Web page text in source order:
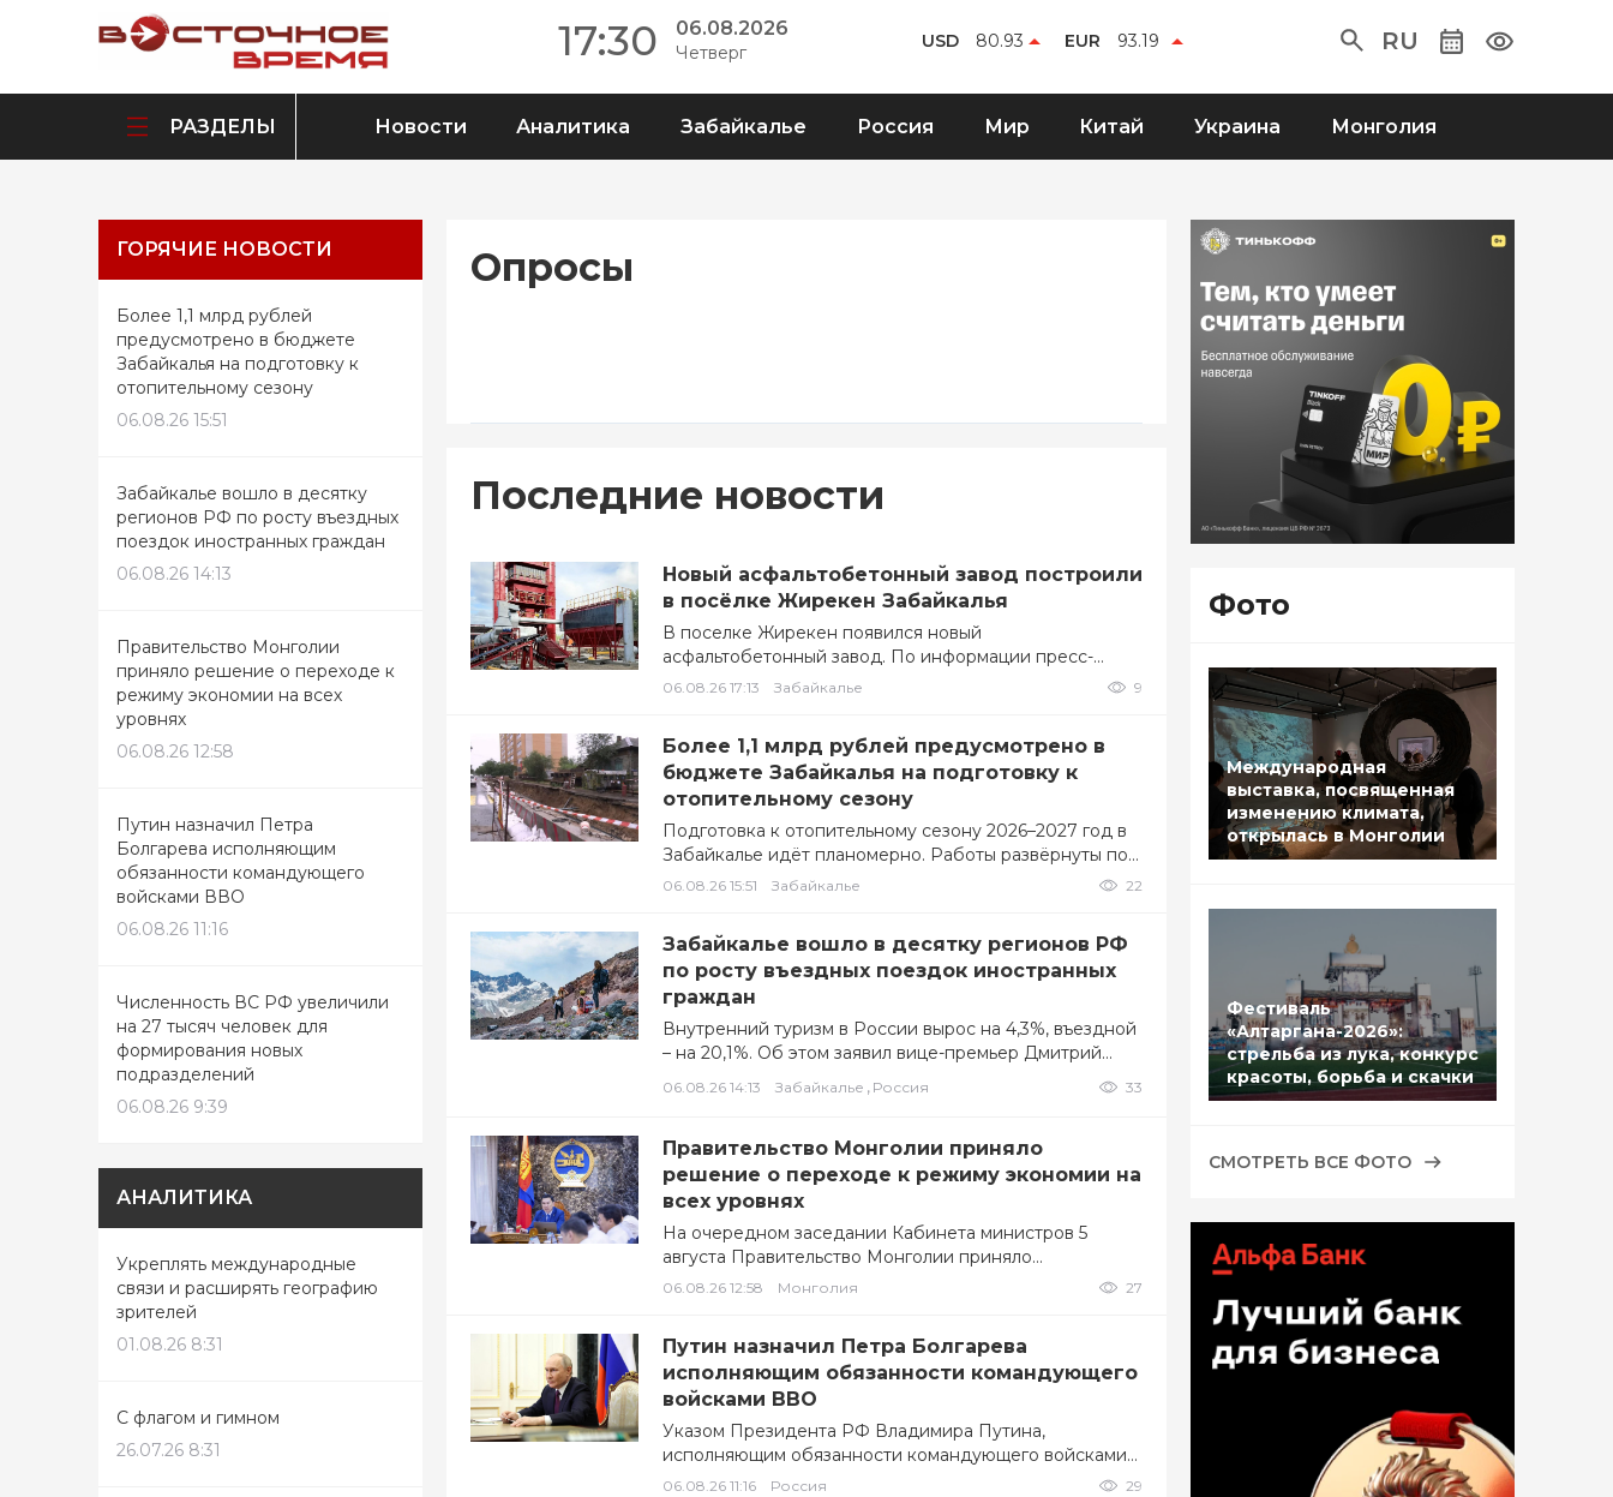
17:30 06.08.2026
Четверг
USD 80.93 EUR 93.19 RU
РАЗДЕЛЫ Новости Аналитика Забайкалье Россия Мир Китай Украина Монголия
ГОРЯЧИЕ НОВОСТИ
Более 1,1 млрд рублей
предусмотрено в бюджете
Забайкалья на подготовку к
отопительному сезону
06.08.26 15:51
Забайкалье вошло в десятку
регионов РФ по росту въездных
поездок иностранных граждан
06.08.26 14:13
Правительство Монголии
приняло решение о переходе к
режиму экономии на всех
уровнях
06.08.26 12:58
Путин назначил Петра
Болгарева исполняющим
обязанности командующего
войсками ВВО
06.08.26 11:16
Численность ВС РФ увеличили
на 27 тысяч человек для
формирования новых
подразделений
06.08.26 9:39
АНАЛИТИКА
Укреплять международные
связи и расширять географию
зрителей
01.08.26 8:31
С флагом и гимном
26.07.26 8:31
Опросы
4
Последние новости
Новый асфальтобетонный завод построили
в посёлке Жирекен Забайкалья
В поселке Жирекен появился новый
асфальтобетонный завод. По информации пресс-
службе Заксобрания Забайкалья, такой новостью по
06.08.26 17:13 Забайкалье 9
Более 1,1 млрд рублей предусмотрено в
бюджете Забайкалья на подготовку к
отопительному сезону
Подготовка к отопительному сезону 2026–2027 год в
Забайкалье идёт планомерно. Работы развёрнуты по
всем направлениям: ремонтируют сети, котельное и…
06.08.26 15:51 Забайкалье 22
Забайкалье вошло в десятку регионов РФ
по росту въездных поездок иностранных
граждан
Внутренний туризм в России вырос на 4,3%, въездной
– на 20,1%. Об этом заявил вице-премьер Дмитрий
Чернышенко. Чернышенко и…
06.08.26 14:13 Забайкалье , Россия 33
Правительство Монголии приняло
решение о переходе к режиму экономии на
всех уровнях
На очередном заседании Кабинета министров 5
августа Правительство Монголии приняло
распоряжение об установлении приоритетов
06.08.26 12:58 Монголия 27
Путин назначил Петра Болгарева
исполняющим обязанности командующего
войсками ВВО
Указом Президента РФ Владимира Путина,
исполняющим обязанности командующего войсками
Восточного военного округа назначен генерал-
06.08.26 11:16 Россия 29
Фото
Международная
выставка, посвященная
изменению климата,
открылась в Монголии
Фестиваль
«Алтаргана-2026»:
стрельба из лука, конкурс
красоты, борьба и скачки
СМОТРЕТЬ ВСЕ ФОТО